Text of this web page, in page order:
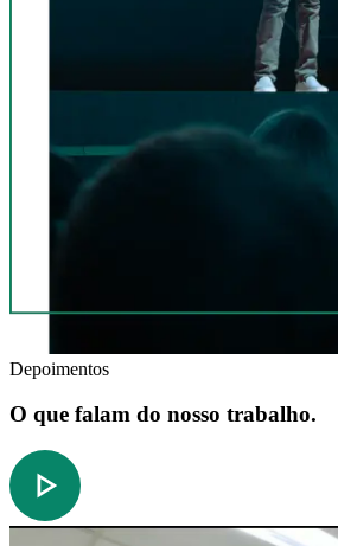
Depoimentos
O que falam do nosso trabalho.